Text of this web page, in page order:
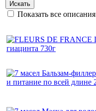
Искать
Показать все описания